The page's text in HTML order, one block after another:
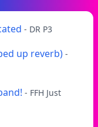
- DR P3
up reverb) -
- FFH Just